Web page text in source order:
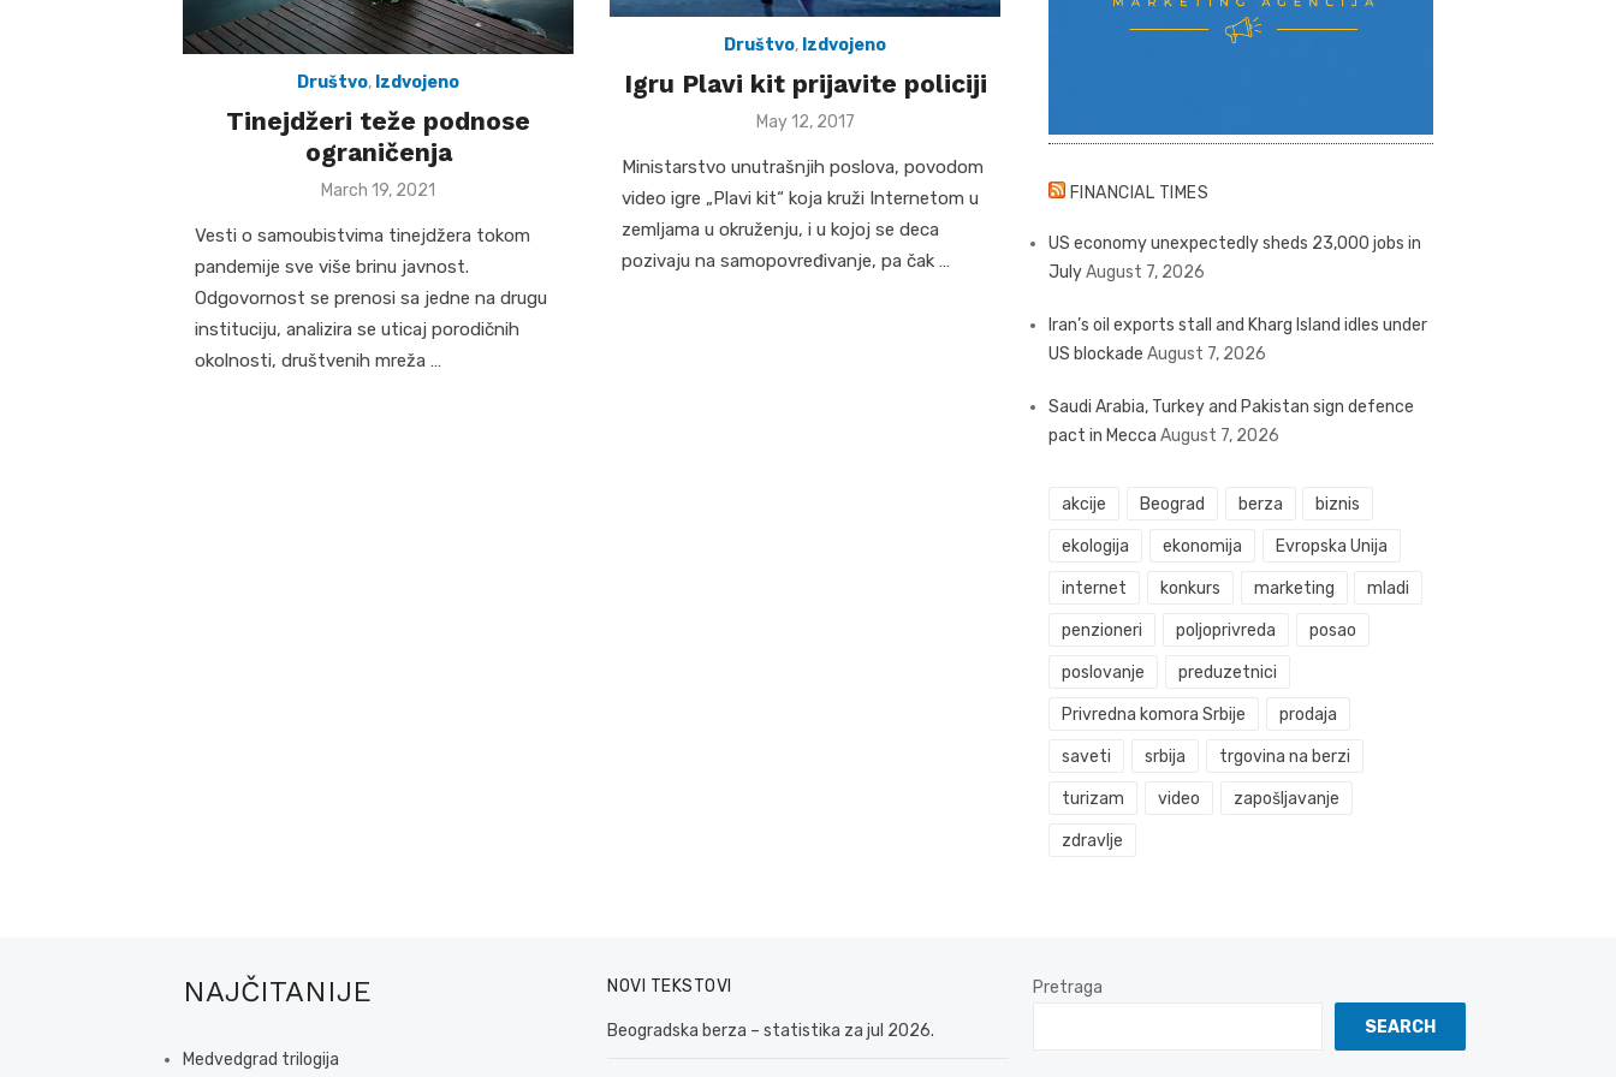
Društvo, Izdvojeno
Tinejdžeri teže podnose
ograničenja
Posted
March 19, 2021
Vesti o samoubistvima tinejdžera tokom
pandemije sve više brinu javnost.
Odgovornost se prenosi sa jedne na drugu
instituciju, analizira se uticaj porodičnih
okolnosti, društvenih mreža …
Društvo, Izdvojeno
Igru Plavi kit prijavite policiji
Posted
May 12, 2017
Ministarstvo unutrašnjih poslova, povodom
video igre „Plavi kit“ koja kruži Internetom u
zemljama u okruženju, i u kojoj se deca
pozivaju na samopovređivanje, pa čak …
FINANCIAL TIMES
US economy unexpectedly sheds 23,000 jobs in
JulyAugust 7, 2026
Iran’s oil exports stall and Kharg Island idles under
US blockade August 7, 2026
Saudi Arabia, Turkey and Pakistan sign defence
pact in Mecca August 7, 2026
akcije Beograd berza biznis
ekologija ekonomija Evropska Unija
internet konkurs marketing mladi
penzioneri poljoprivreda posao
poslovanje preduzetnici
Privredna komora Srbije prodaja
saveti srbija trgovina na berzi
turizam video zapošljavanje
zdravlje
NAJČITANIJE
Medvedgrad trilogija
NOVI TEKSTOVI
Beogradska berza – statistika za jul 2026.
Pretraga
SEARCH